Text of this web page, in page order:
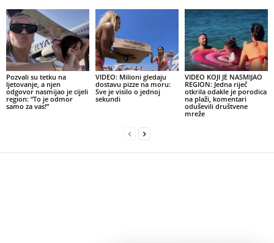
Pozvali su tetku na
ljetovanje, a njen
odgovor nasmijao je cijeli
region: “To je odmor
samo za vas!”
VIDEO: Milioni gledaju
dostavu pizze na moru:
Sve je visilo o jednoj
sekundi
VIDEO KOJI JE NASMIJAO
REGION: Jedna riječ
otkrila odakle je porodica
na plaži, komentari
oduševili društvene
mreže